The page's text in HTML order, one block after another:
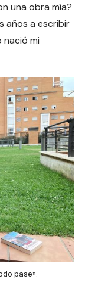
una obra mía?
años a escribir
nació mi
pase».